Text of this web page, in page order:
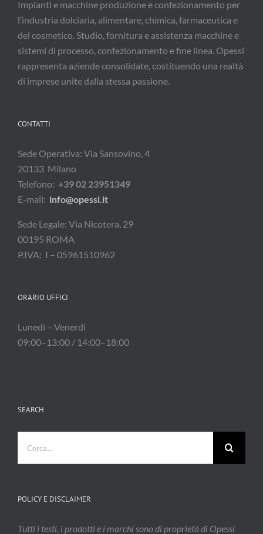
Impianti e macchine produzione e confezionamento per
l’industria dolciaria, alimentare, chimica, farmaceutica e
del cosmetico. Studio, fornitura e assistenza macchine e
sistemi di processo, confezionamento e fine linea. Opessi
rappresenta aziende consolidate, costituendo una realtà
di imprese unite dalla stessa passione.
CONTATTI
Sede Operativa: Via Sansovino, 4
20133 Milano
Telefono: +39 02 23951349
E-mail: info@opessi.it
Sede Legale: Via Nicotera, 29
00195 ROMA
P.IVA: I – 05961510962
ORARIO UFFICI
Lunedì – Venerdì
09:00–13:00 / 14:00–18:00
SEARCH
per:
POLICY E DISCLAIMER
Tutti i testi, i prodotti e i marchi sono di proprietà di Opessi